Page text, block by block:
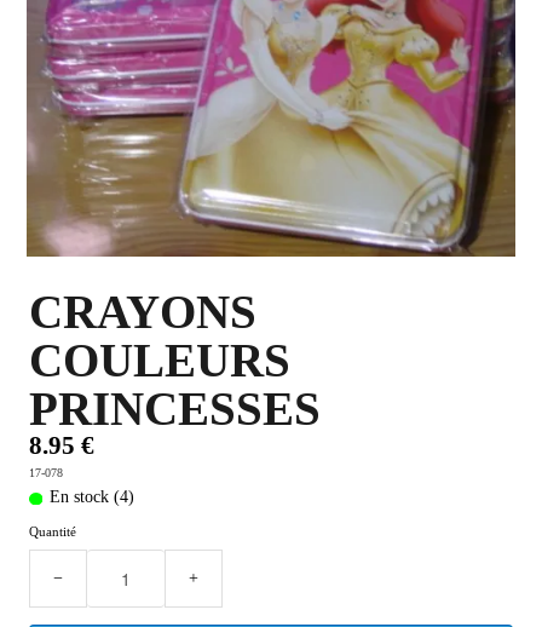
TEX AVERY OBJETS ET VETEMENTS▼
WARNER OBJETS ET VETEMENTS▼
PLUS D'OBJETS ET VETEMENTS BD▼
IDEES CADEAUX ET PLUS▼
BYZANCE▼
CRAYONS
COULEURS
PRINCESSES
8.95 €
17-078
En stock (4)
Quantité
− +